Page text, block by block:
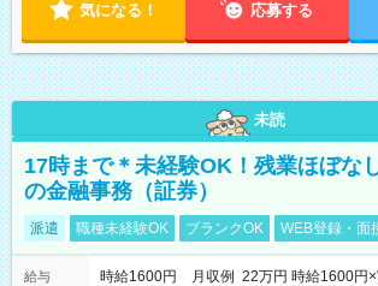
気になる！ 応募する
未読
17時まで＊未経験OK！残業ほぼな
の金融事務（証券）
派遣 職種未経験OK ブランクOK WEB登録・面
給与
時給1600円 月収例 22万円 時給1600円